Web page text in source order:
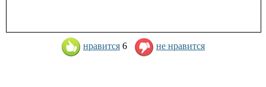
нравится 6 не нравится